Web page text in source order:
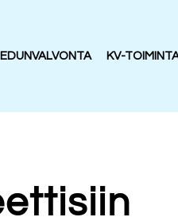
EDUNVALVONTA KV-